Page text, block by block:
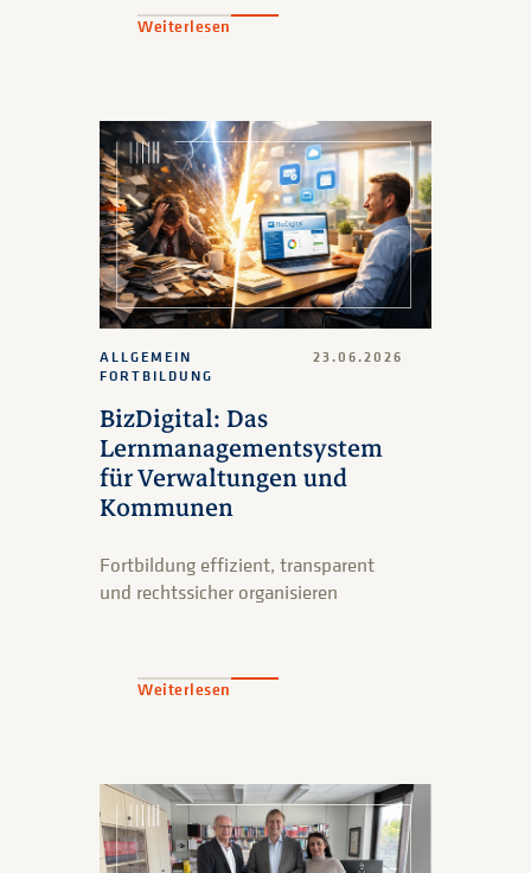
Weiterlesen
BizDigital: Das
Lernmanagementsystem
für Verwaltungen und
Kommunen
ALLGEMEIN
FORTBILDUNG
23.06.2026
Fortbildung effizient, transparent
und rechtssicher organisieren
Weiterlesen